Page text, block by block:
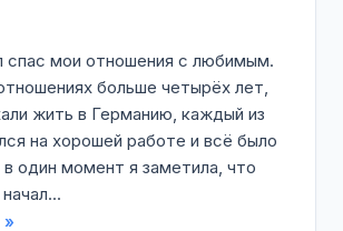
спас мои отношения с любимым.
больше четырёх лет,
жить в Германию, каждый из
на хорошей работе и всё было
один момент я заметила, что
»